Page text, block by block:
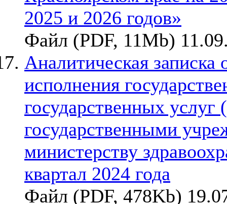
2025 и 2026 годов»
Файл (PDF, 11Mb)
Аналитическая записка
исполнения
государственных
государственными
министерству
квартал 2024 года
Файл (PDF, 478Kb)